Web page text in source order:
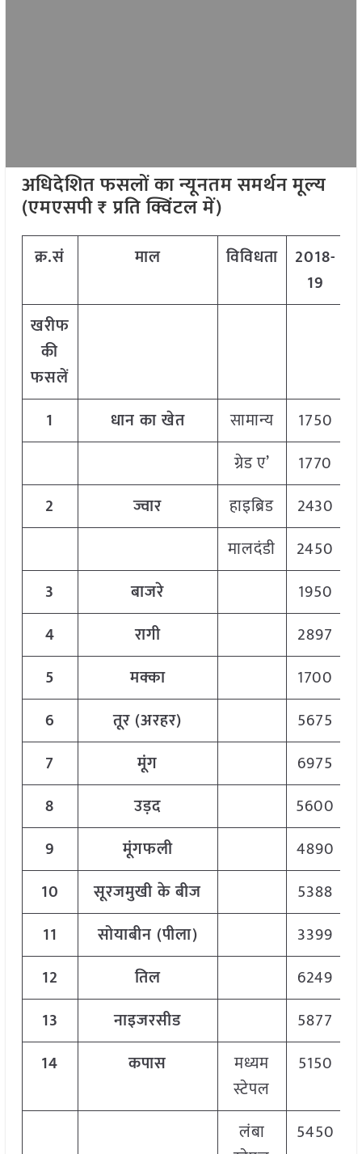
अधिदेशित फसलों का न्यूनतम समर्थन मूल्य
(एमएसपी ₹ प्रति क्विंटल में)
क्र.सं माल विविधता
2018-
19
खरीफ
की
फसलें
1
धान का खेत सामान्य 1750
ग्रेड ए’
1770
2
ज्वार हाइब्रिड 2430
मालदंडी
2450
3
बाजरे 1950
4
रागी 2897
5
मक्का 1700
6
तूर (अरहर) 5675
7
मूंग 6975
8
उड़द 5600
9
मूंगफली 4890
10
सूरजमुखी के बीज 5388
11
सोयाबीन (पीला) 3399
12
तिल 6249
13
नाइजरसीड 5877
14
कपास
मध्यम
स्टेपल
5150
लंबा
5450